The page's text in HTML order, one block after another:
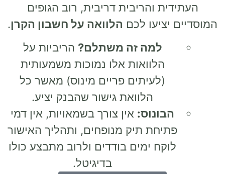
העתידית והריבית דריבית, רוב הגופים
המוסדיים יציעו לכם הלוואה על חשבון הקרן.
למה זה משתלם? הריביות על
הלוואות אלו נמוכות משמעותית
(לעיתים פריים מינוס) מאשר כל
הלוואת גישור שהבנק יציע.
הבונוס: אין צורך בשמאויות, אין דמי
פתיחת תיק מנופחים, ותהליך האישור
לוקח ימים בודדים ולרוב מתבצע כולו
בדיגיטל.